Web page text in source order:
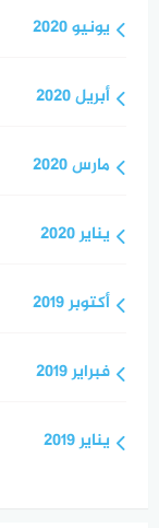
يونيو 2020
أبريل 2020
مارس 2020
يناير 2020
أكتوبر 2019
فبراير 2019
يناير 2019